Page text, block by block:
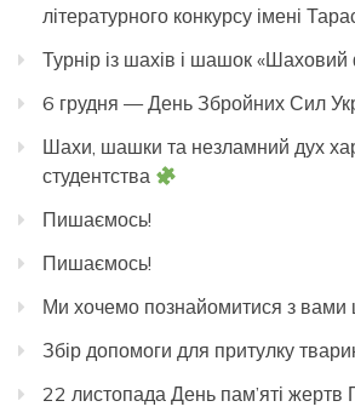
літературного конкурсу імені
Турнір із шахів і шашок
6 грудня — День Збройних Сил
Шахи, шашки та незламний дух
студентства
Пишаємось!
Пишаємось!
Ми хочемо познайомитися з
Збір допомоги для притулку
22 листопада День пам’яті жертв